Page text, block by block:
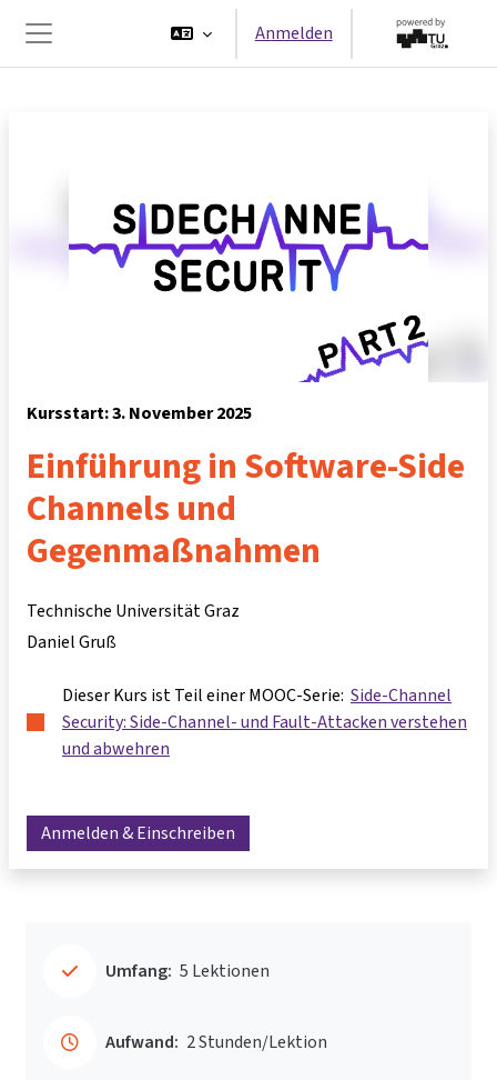
Website-Übersicht
Anmelden
Kursstart: 3. November 2025
Einführung in Software-Side
Channels und
Gegenmaßnahmen
Technische Universität Graz
Daniel Gruß
Dieser Kurs ist Teil einer MOOC-Serie: Side-Channel
Security: Side-Channel- und Fault-Attacken verstehen
und abwehren
Anmelden & Einschreiben
Umfang: 5 Lektionen
Aufwand: 2 Stunden/Lektion